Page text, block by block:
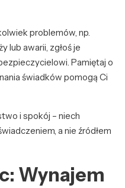
problemów, np.
lub awarii, zgłoś je
Pamiętaj o
świadków pomogą Ci
i spokój – niech
a nie źródłem
Wynajem